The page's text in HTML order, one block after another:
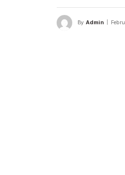
By Admin